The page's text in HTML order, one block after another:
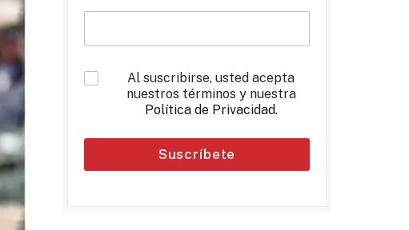
*
Al suscribirse, usted acepta
nuestros términos y nuestra
Política de Privacidad.
Suscríbete